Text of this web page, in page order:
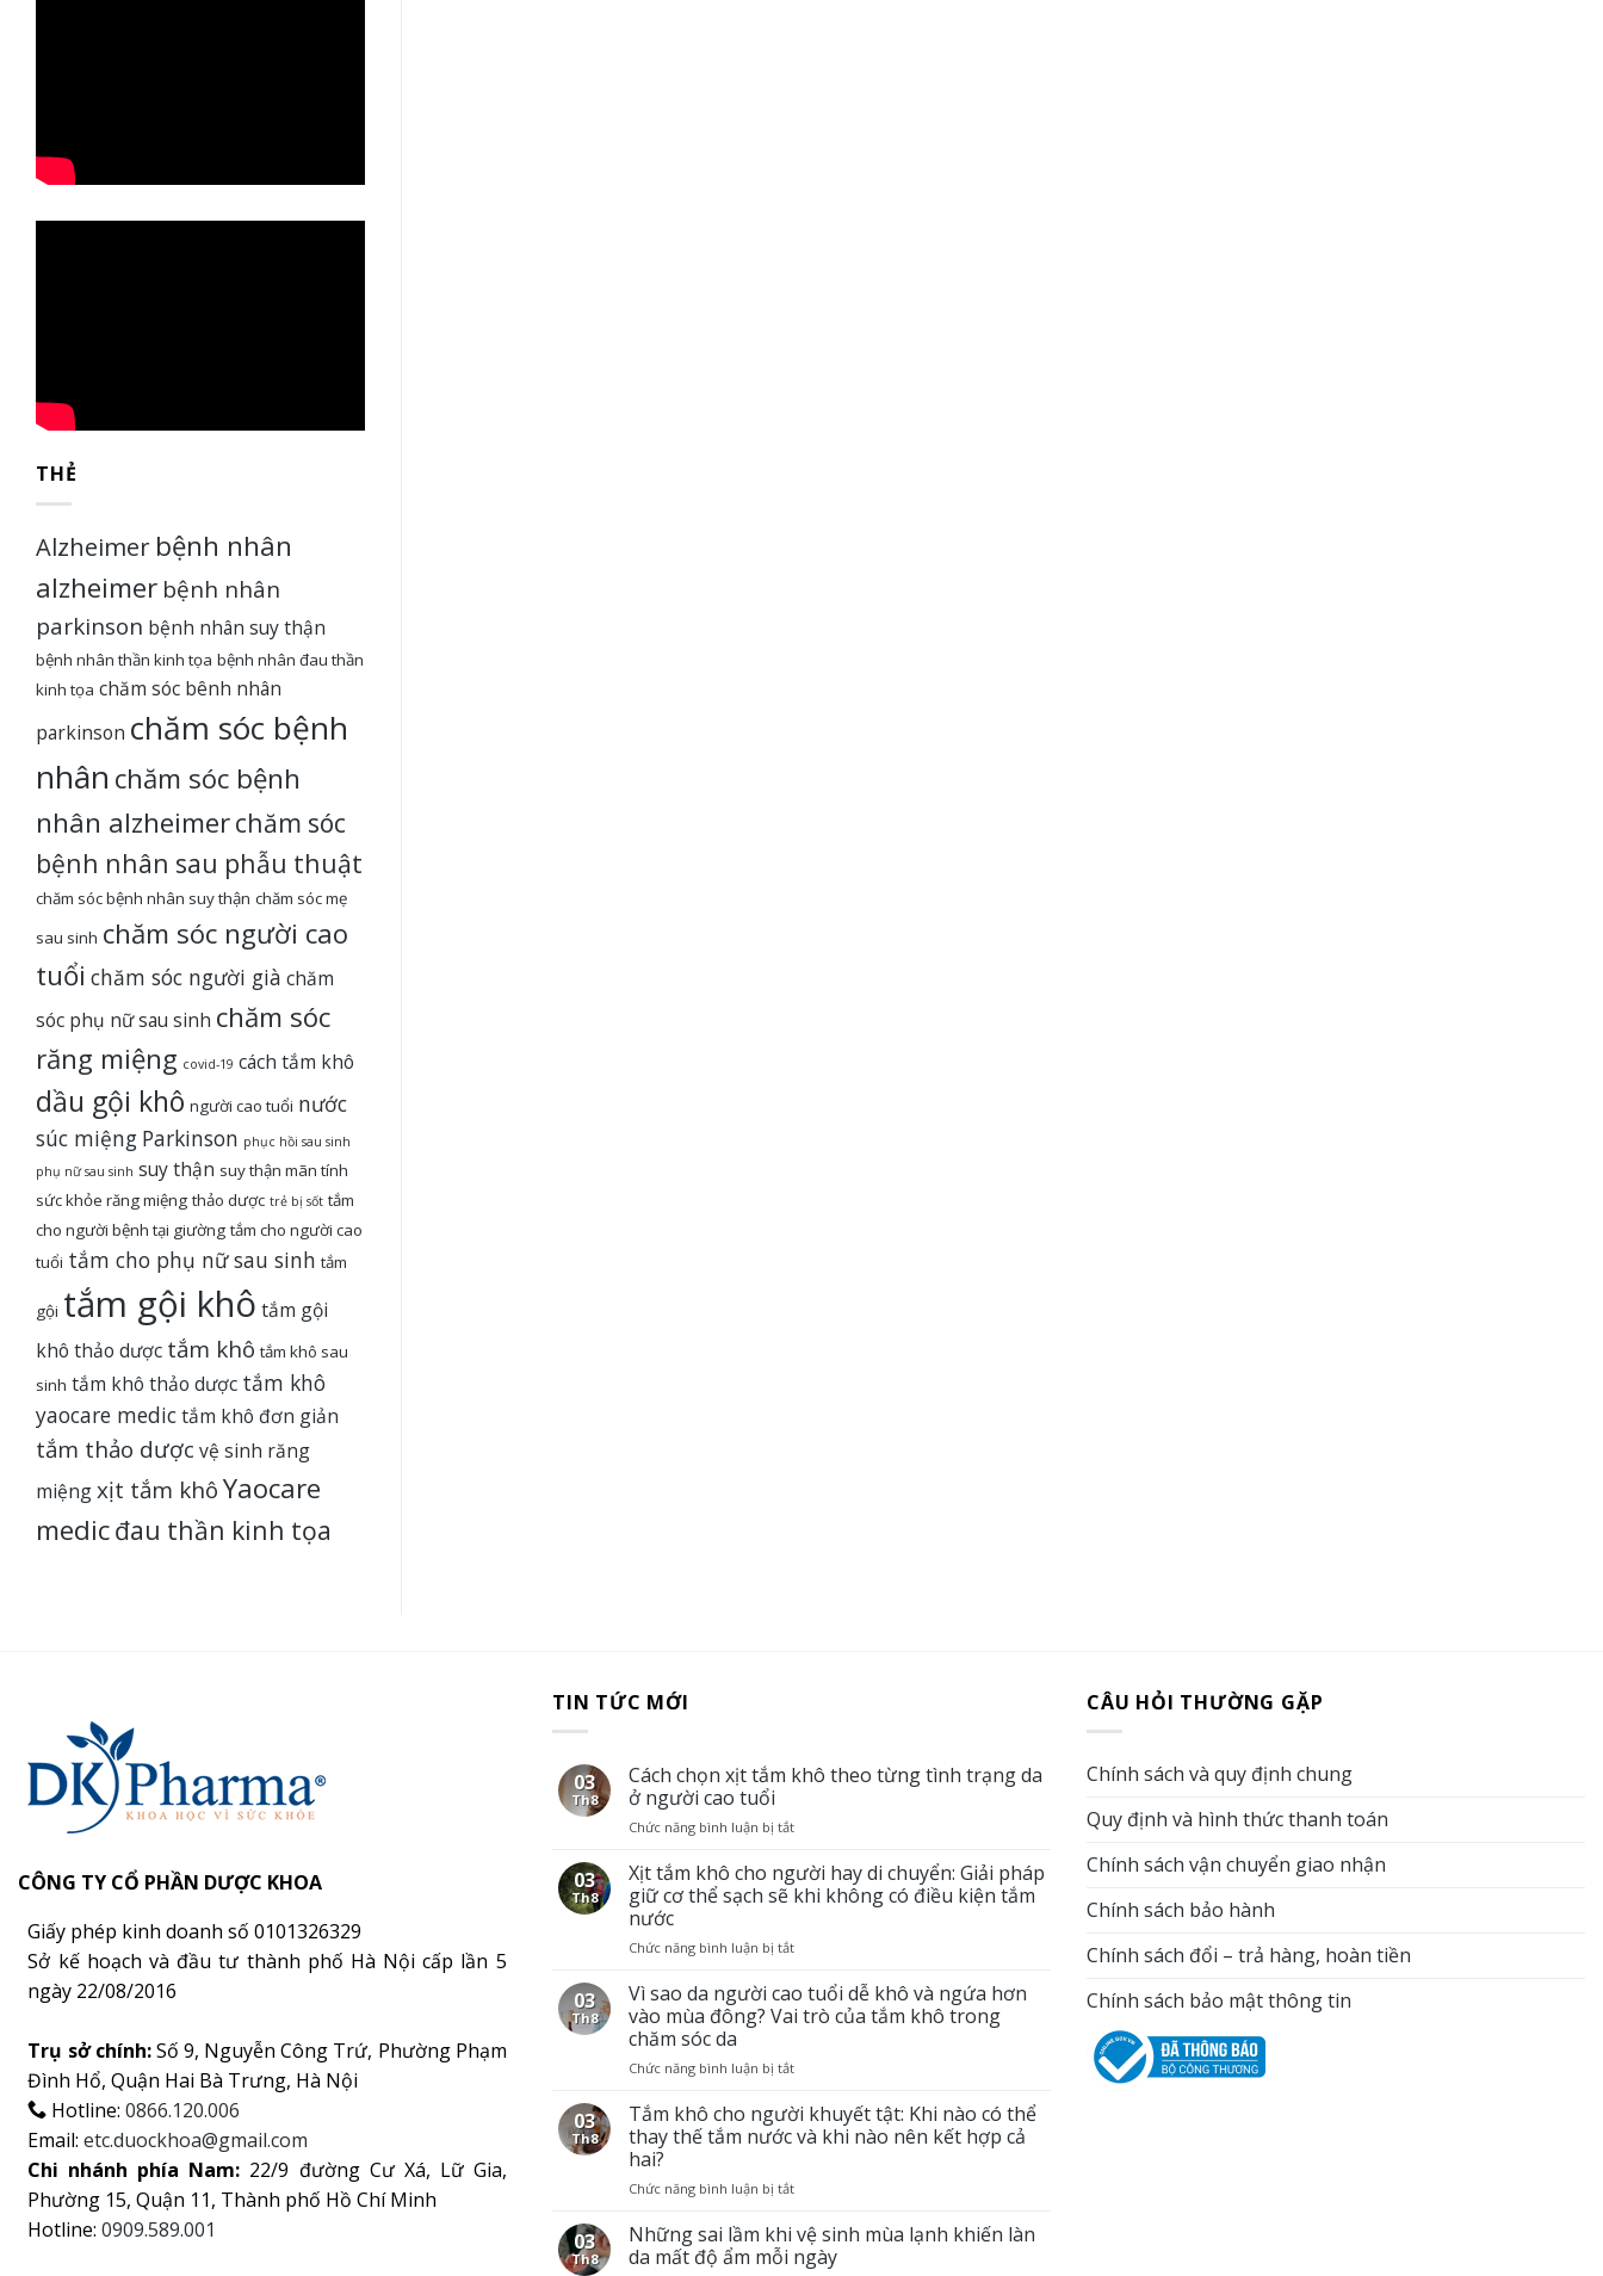
THẺ
Alzheimer bệnh nhân
alzheimer bệnh nhân
parkinson bệnh nhân suy thận
bệnh nhân thần kinh tọa bệnh nhân đau thần
kinh tọa chăm sóc bênh nhân
parkinson chăm sóc bệnh
nhân chăm sóc bệnh
nhân alzheimerchăm sóc
bệnh nhân sau phẫu thuật
chăm sóc bệnh nhân suy thận chăm sóc mẹ
sau sinh chăm sóc người cao
tuổi chăm sóc người già chăm
sóc phụ nữ sau sinh chăm sóc
răng miệng covid-19 cách tắm khô
dầu gội khô người cao tuổi nước
súc miệng Parkinson phục hồi sau sinh
phụ nữ sau sinh suy thận suy thận mãn tính
sức khỏe răng miệng thảo dược trẻ bị sốt tắm
cho người bệnh tại giường tắm cho người cao
tuổi tắm cho phụ nữ sau sinh tắm
gội tắm gội khô tắm gội
khô thảo dược tắm khô tắm khô sau
sinh tắm khô thảo dược tắm khô
yaocare medictắm khô đơn giản
tắm thảo dược vệ sinh răng
miệngxịt tắm khôYaocare
medicđau thần kinh tọa
CÔNG TY CỔ PHẦN DƯỢC KHOA
Giấy phép kinh doanh số 0101326329
Sở kế hoạch và đầu tư thành phố Hà Nội cấp lần 5
ngày 22/08/2016
Trụ sở chính:Số 9, Nguyễn Công Trứ, Phường Phạm
Đình Hổ, Quận Hai Bà Trưng, Hà Nội
Hotline:0866.120.006
Email:etc.duockhoa@gmail.com
Chi nhánh phía Nam: 22/9 đường Cư Xá, Lữ Gia,
Phường 15, Quận 11, Thành phố Hồ Chí Minh
Hotline:0909.589.001
TIN TỨC MỚI
03
Th8
Cách chọn xịt tắm khô theo từng tình trạng da
ở người cao tuổi
Chức năng bình luận bị tắt
chọn
xịt
tắm
tình
trạng
tuổi
03
Th8
Xịt tắm khô cho người hay di chuyển: Giải pháp
giữ cơ thể sạch sẽ khi không có điều kiện tắm
nước
Chức năng bình luận bị tắt
tắm
khô
cho
chuyển:
Giải
sạch
sẽ
khi
03
Th8
Vì sao da người cao tuổi dễ khô và ngứa hơn
vào mùa đông? Vai trò của tắm khô trong
chăm sóc da
Chức năng bình luận bị tắt
sao
da
người
khô
và
ngứa
03
Th8
Tắm khô cho người khuyết tật: Khi nào có thể
thay thế tắm nước và khi nào nên kết hợp cả
hai?
Chức năng bình luận bị tắt
khô
cho
người
03
Th8
Những sai lầm khi vệ sinh mùa lạnh khiến làn
da mất độ ẩm mỗi ngày
CÂU HỎI THƯỜNG GẶP
Chính sách và quy định chung
Quy định và hình thức thanh toán
Chính sách vận chuyển giao nhận
Chính sách bảo hành
Chính sách đổi – trả hàng, hoàn tiền
Chính sách bảo mật thông tin